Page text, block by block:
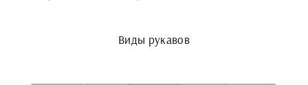
Виды рукавов